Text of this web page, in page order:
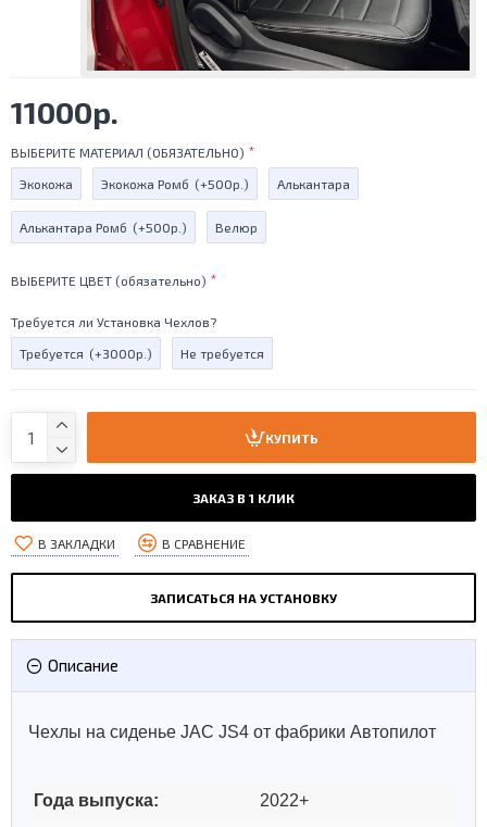
11000р.
ВЫБЕРИТЕ МАТЕРИАЛ (ОБЯЗАТЕЛЬНО)
Экокожа Экокожа Ромб (+500р.) Алькантара
Алькантара Ромб (+500р.) Велюр
ВЫБЕРИТЕ ЦВЕТ (обязательно)
Требуется ли Установка Чехлов?
Требуется (+3000р.) Не требуется
КУПИТЬ
ЗАКАЗ В 1 КЛИК
В ЗАКЛАДКИ В СРАВНЕНИЕ
ЗАПИСАТЬСЯ НА УСТАНОВКУ
Описание
Чехлы на сиденье JAC JS4 от фабрики Автопилот
Года выпуска:
2022+